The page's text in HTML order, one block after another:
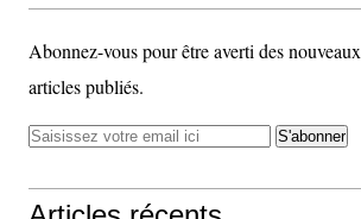
Abonnez-vous pour être averti des nouveaux
articles publiés.